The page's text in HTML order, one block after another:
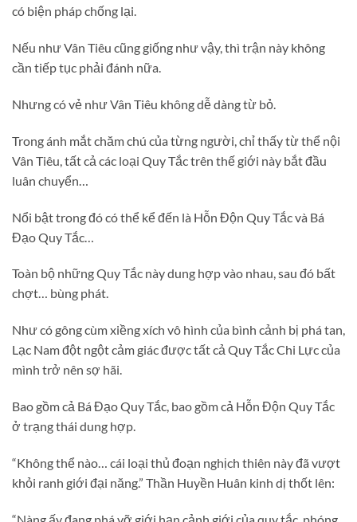
có biện pháp chống lại.
Nếu như Vân Tiêu cũng giống như vậy, thì trận này không
cần tiếp tục phải đánh nữa.
Nhưng có vẻ như Vân Tiêu không dễ dàng từ bỏ.
Trong ánh mắt chăm chú của từng người, chỉ thấy từ thể nội
Vân Tiêu, tất cả các loại Quy Tắc trên thế giới này bắt đầu
luân chuyển…
Nổi bật trong đó có thể kể đến là Hỗn Độn Quy Tắc và Bá
Đạo Quy Tắc…
Toàn bộ những Quy Tắc này dung hợp vào nhau, sau đó bất
chợt… bùng phát.
Như có gông cùm xiềng xích vô hình của bình cảnh bị phá tan,
Lạc Nam đột ngột cảm giác được tất cả Quy Tắc Chi Lực của
mình trở nên sợ hãi.
Bao gồm cả Bá Đạo Quy Tắc, bao gồm cả Hỗn Độn Quy Tắc
ở trạng thái dung hợp.
“Không thể nào… cái loại thủ đoạn nghịch thiên này đã vượt
khỏi ranh giới đại năng.” Thần Huyền Huân kinh dị thốt lên:
“Nàng ấy đang phá vỡ giới hạn cảnh giới của quy tắc, phóng